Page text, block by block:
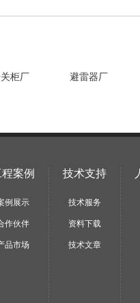
柜厂 避雷器厂
程案例
例展示
作伙伴
品市场
技术支持
技术服务
资料下载
技术文章